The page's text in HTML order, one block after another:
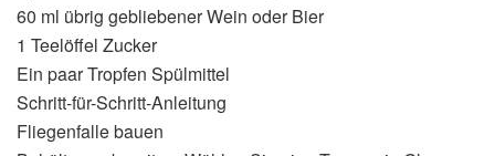
60 ml übrig gebliebener Wein oder Bier
1 Teelöffel Zucker
Ein paar Tropfen Spülmittel
Schritt-für-Schritt-Anleitung
Fliegenfalle bauen